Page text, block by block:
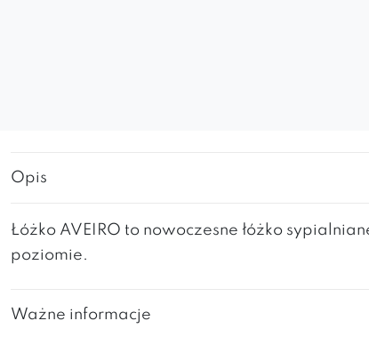
Opis
Łóżko AVEIRO to nowoczesne łóżko
poziomie.
Ważne informacje